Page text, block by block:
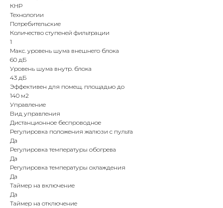
КНР
Технологии
Потребительские
Количество ступеней фильтрации
1
Макс. уровень шума внешнего блока
60 дБ
Уровень шума внутр. блока
43 дБ
Эффективен для помещ. площадью до
140 м2
Управление
Вид управления
Дистанционное беспроводное
Регулировка положения жалюзи с пульта
Да
Регулировка температуры обогрева
Да
Регулировка температуры охлаждения
Да
Таймер на включение
Да
Таймер на отключение